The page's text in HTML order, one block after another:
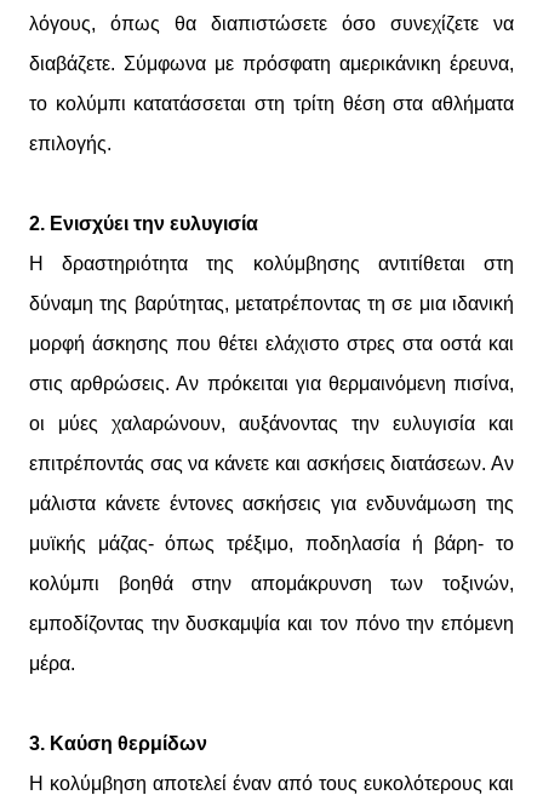
λόγους, όπως θα διαπιστώσετε όσο συνεχίζετε να
διαβάζετε. Σύμφωνα με πρόσφατη αμερικάνικη έρευνα,
το κολύμπι κατατάσσεται στη τρίτη θέση στα αθλήματα
επιλογής.
2. Ενισχύει την ευλυγισία
Η δραστηριότητα της κολύμβησης αντιτίθεται στη
δύναμη της βαρύτητας, μετατρέποντας τη σε μια ιδανική
μορφή άσκησης που θέτει ελάχιστο στρες στα οστά και
στις αρθρώσεις. Αν πρόκειται για θερμαινόμενη πισίνα,
οι μύες χαλαρώνουν, αυξάνοντας την ευλυγισία και
επιτρέποντάς σας να κάνετε και ασκήσεις διατάσεων. Αν
μάλιστα κάνετε έντονες ασκήσεις για ενδυνάμωση της
μυϊκής μάζας- όπως τρέξιμο, ποδηλασία ή βάρη- το
κολύμπι βοηθά στην απομάκρυνση των τοξινών,
εμποδίζοντας την δυσκαμψία και τον πόνο την επόμενη
μέρα.
3. Καύση θερμίδων
Η κολύμβηση αποτελεί έναν από τους ευκολότερους και